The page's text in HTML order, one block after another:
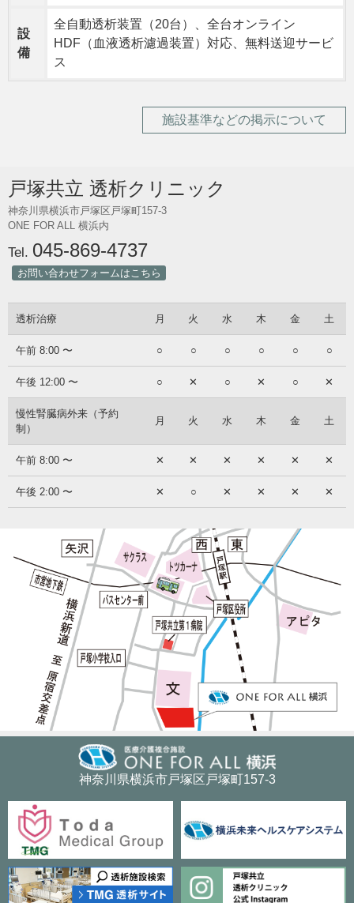
設
備
全自動透析装置（20台）、全台オンライン
HDF（血液透析濾過装置）対応、無料送迎サービ
ス
施設基準などの掲示について
戸塚共立 透析クリニック
神奈川県横浜市戸塚区戸塚町157-3
ONE FOR ALL 横浜内
Tel. 045-869-4737
お問い合わせフォームはこちら
透析治療 月 火 水 木 金 土
午前 8:00 〜 ○ ○ ○ ○ ○ ○
午後 12:00 〜 ○ ✕ ○ ✕ ○ ✕
慢性腎臓病外来（予約
制）
月 火 水 木 金 土
午前 8:00 〜 ✕ ✕ ✕ ✕ ✕ ✕
午後 2:00 〜 ✕ ○ ✕ ✕ ✕ ✕
神奈川県横浜市戸塚区戸塚町157-3